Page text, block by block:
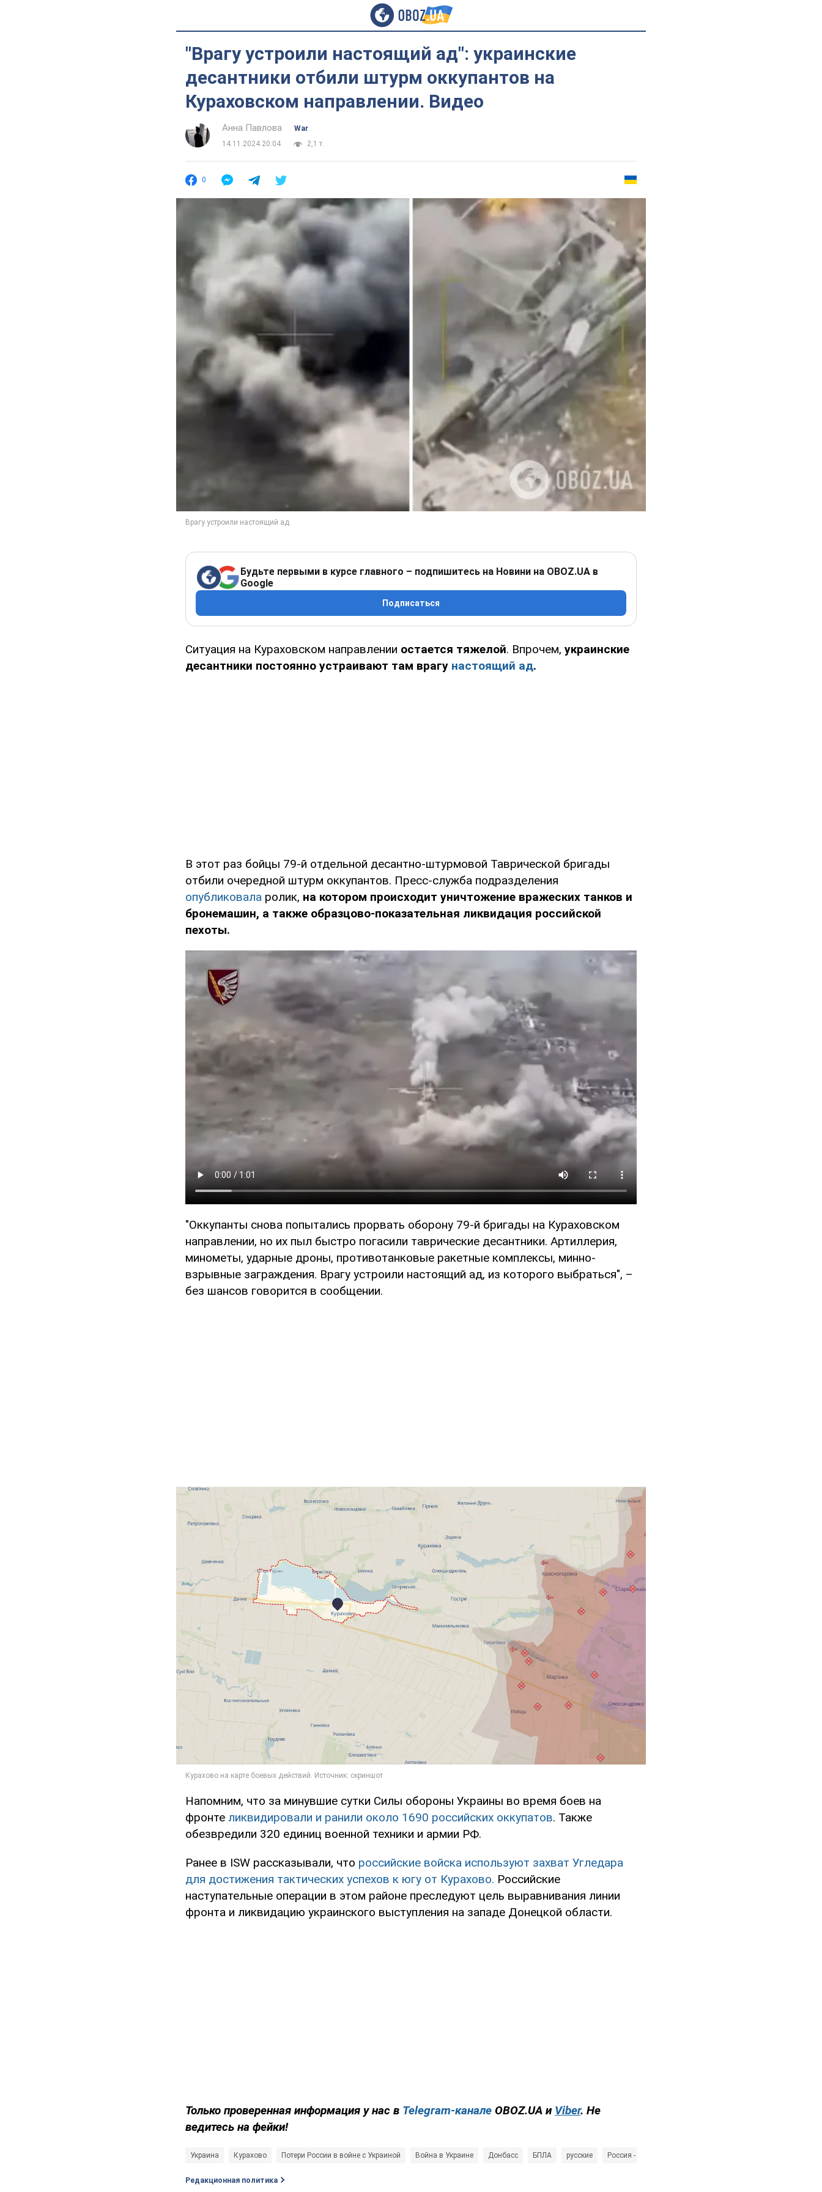
"Врагу устроили настоящий ад": украинские
десантники отбили штурм оккупантов на
Кураховском направлении. Видео
Анна Павлова
War
14.11.2024 20:04
2,1 т.
0
Будьте первыми в курсе главного – подпишитесь на Новини на OBOZ.UA в
Google
Подписаться
Ситуация на Кураховском направлении остается тяжелой. Впрочем, украинские
десантники постоянно устраивают там врагу настоящий ад.
В этот раз бойцы 79-й отдельной десантно-штурмовой Таврической бригады
отбили очередной штурм оккупантов. Пресс-служба подразделения
опубликовала ролик, на котором происходит уничтожение вражеских танков и
бронемашин, а также образцово-показательная ликвидация российской
пехоты.
"Оккупанты снова попытались прорвать оборону 79-й бригады на Кураховском
направлении, но их пыл быстро погасили таврические десантники. Артиллерия,
минометы, ударные дроны, противотанковые ракетные комплексы, минно-
взрывные заграждения. Врагу устроили настоящий ад, из которого выбраться", –
без шансов говорится в сообщении.
Напомним, что за минувшие сутки Силы обороны Украины во время боев на
фронте ликвидировали и ранили около 1690 российских оккупатов. Также
обезвредили 320 единиц военной техники и армии РФ.
Ранее в ISW рассказывали, что российские войска используют захват Угледара
для достижения тактических успехов к югу от Курахово. Российские
наступательные операции в этом районе преследуют цель выравнивания линии
фронта и ликвидацию украинского выступления на западе Донецкой области.
Только проверенная информация у нас в Telegram-канале OBOZ.UA и Viber. Не
ведитесь на фейки!
Украина Курахово Потери России в войне с Украиной Война в Украине Донбасс БПЛА русские Россия - страна-агрессор
Редакционная политика